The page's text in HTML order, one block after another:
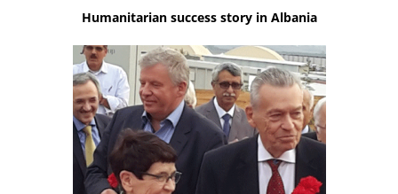
Humanitarian success story in Albania